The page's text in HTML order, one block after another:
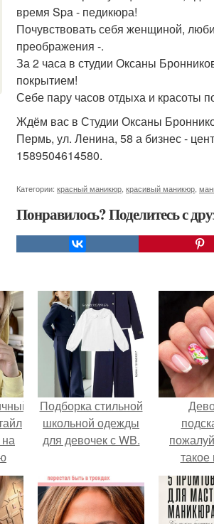
время Spa - педикюра!
Почувствовать себя женщиной,
преображения -.
За 2 часа в студии Оксаны
покрытием!
Себе пару часов отдыха и красоты
Ждём вас в Студии Оксаны
Пермь, ул. Ленина, 58 а бизнес -
1589504614580.
Категории: красный маникюр красивый маникюр
Понравилось? Поделитесь с
Подборка стильной
школьной одежды
для девочек с WB.
такое